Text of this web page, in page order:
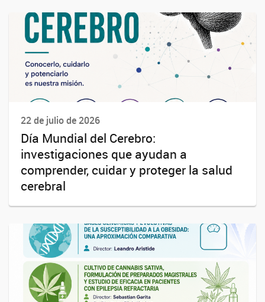
22 de julio de 2026
Día Mundial del Cerebro:
investigaciones que ayudan a
comprender, cuidar y proteger la salud
cerebral